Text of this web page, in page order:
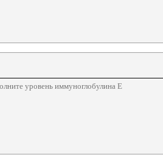
уровень иммуноглобулина Е